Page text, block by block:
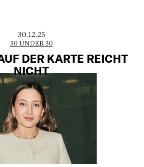
30.12.25
30 UNDER 30
DER KARTE REICHT
NICHT